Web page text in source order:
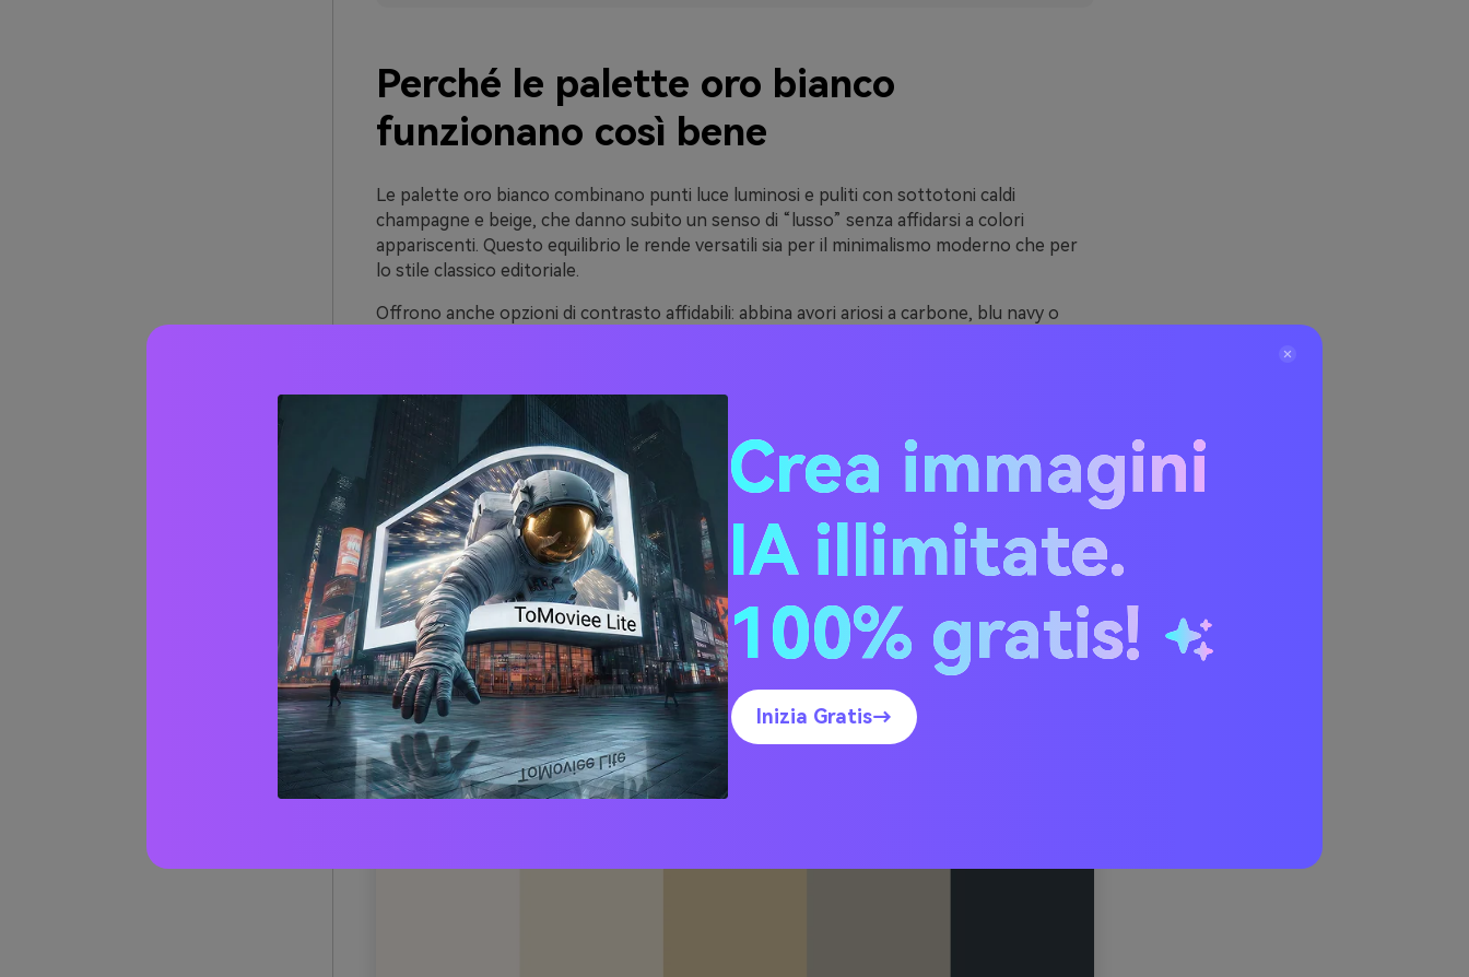
Perché le palette oro bianco
funzionano così bene
Le palette oro bianco combinano punti luce luminosi e puliti con sottotoni caldi
champagne e beige, che danno subito un senso di “lusso” senza affidarsi a colori
appariscenti. Questo equilibrio le rende versatili sia per il minimalismo moderno che per
lo stile classico editoriale.
Offrono anche opzioni di contrasto affidabili: abbina avori ariosi a carbone, blu navy o
Poiché il calore è delicato, le tonalità oro bianco valorizzano la fotografia di prodotto, i
toni della pelle e le texture naturali—aiutando il design a restare armonioso anche con
immagini diverse.
20+ Idee di palette colore Oro Bianco
(con codici HEX)
1) Porcellana dorata
Crea immagini
IA illimitate.
100% gratis!
Inizia Gratis→